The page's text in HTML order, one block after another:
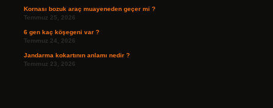
Kornası bozuk araç muayeneden geçer mi ?
Temmuz 25, 2026
6 gen kaç köşegeni var ?
Temmuz 24, 2026
Jandarma kokartının anlamı nedir ?
Temmuz 23, 2026